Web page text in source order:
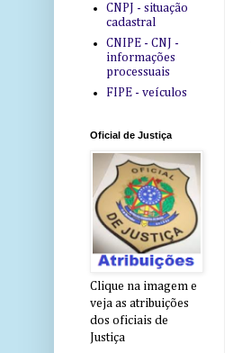
CNPJ - situação
cadastral
CNIPE - CNJ -
informações
processuais
FIPE - veículos
Oficial de Justiça
Clique na imagem e
veja as atribuições
dos oficiais de
Justiça